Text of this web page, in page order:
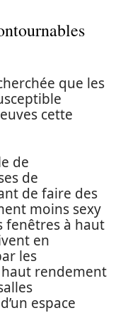
que les
cette
de
de
de faire des
moins sexy
fenêtres à haut
en
les
rendement
espace